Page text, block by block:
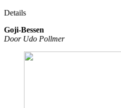
Details
Goji-Bessen
Door Udo Pollmer